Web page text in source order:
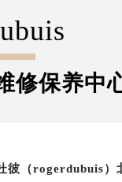
修保养中
彼（rogerdubuis